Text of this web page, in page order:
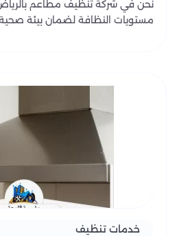
نحن في شركة تنظيف مطاعم
مستويات النظافة لضمان بيئة
خدمات تنظيف